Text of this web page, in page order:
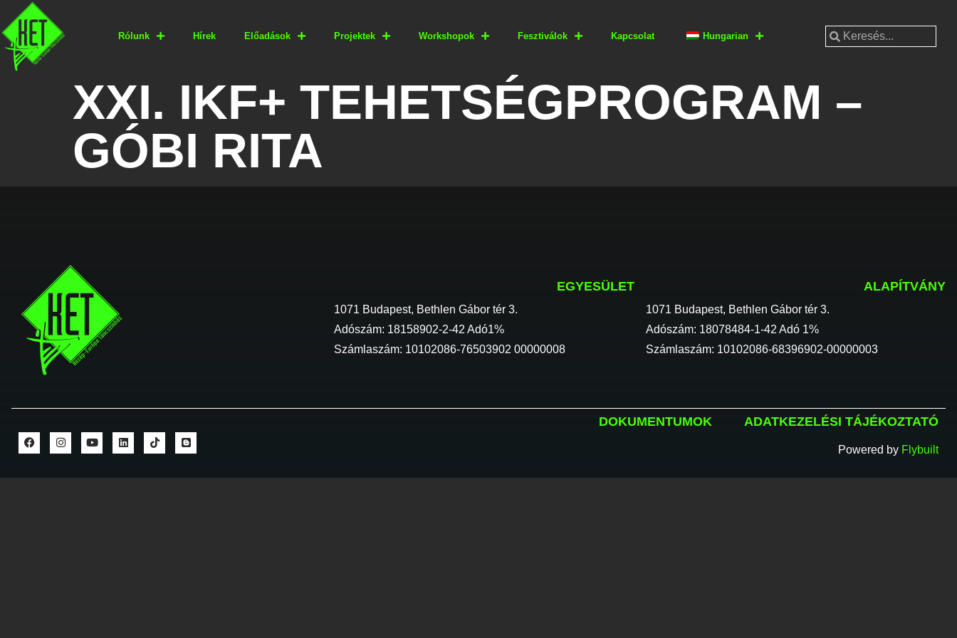
Rólunk Hírek Előadások Projektek Workshopok Fesztiválok Kapcsolat Hungarian
XXI. IKF+ TEHETSÉGPROGRAM –
GÓBI RITA
EGYESÜLET
1071 Budapest, Bethlen Gábor tér 3.
Adószám: 18158902-2-42 Adó1%
Számlaszám: 10102086-76503902 00000008
ALAPÍTVÁNY
1071 Budapest, Bethlen Gábor tér 3.
Adószám: 18078484-1-42 Adó 1%
Számlaszám: 10102086-68396902-00000003
DOKUMENTUMOK ADATKEZELÉSI TÁJÉKOZTATÓ
Powered by Flybuilt